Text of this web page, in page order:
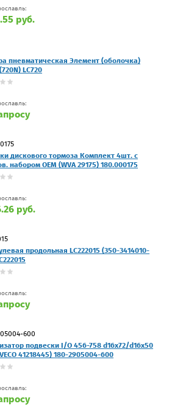
руб.
пневматическая Элемент (оболочка)
LC720
дискового тормоза Комплект 4шт. с
набором OEM (WVA 29175) 180.000175
руб.
продольная LC222015 (350-3414010-
600
подвески I/O 456-758 d16x72/d16x50
41218445) 180-2905004-600